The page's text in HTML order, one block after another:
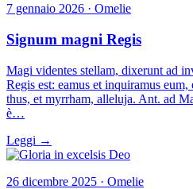
7 gennaio 2026 · Omelie
Signum magni Regis
Magi videntes stellam, dixerunt ad
Regis est: eamus et inquiramus
thus, et myrrham, alleluja. Ant. ad
è…
Leggi →
26 dicembre 2025 · Omelie